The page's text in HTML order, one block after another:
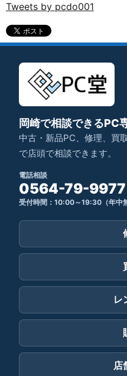
Tweets by pcdo001
岡崎で相談できるPC
中古・新品PC、修理、買
で店頭で相談できます。
電話相談
0564-79-9977
受付時間：10:00～19:30（年中
レ
店